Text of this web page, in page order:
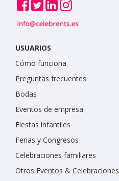
USUARIOS
Cómo funciona
Preguntas frecuentes
Bodas
Eventos de empresa
Fiestas infantiles
Ferias y Congresos
Celebraciones familiares
Otros Eventos & Celebraciones